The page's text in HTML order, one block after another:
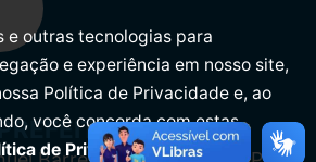
e outras tecnologias para
e experiência em nosso site,
Política de Privacidade e, ao
você concorda com estas
de Privacidade.